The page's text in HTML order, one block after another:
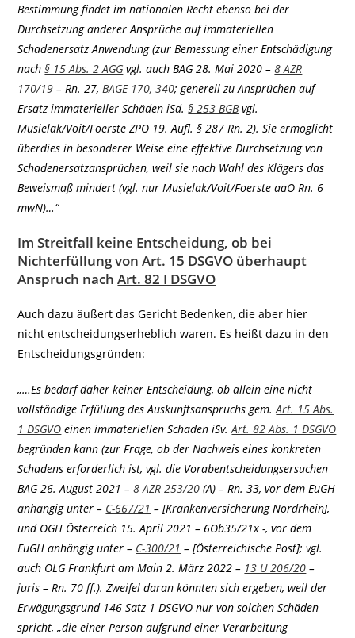
Bestimmung findet im nationalen Recht ebenso bei der
Durchsetzung anderer Ansprüche auf immateriellen
Schadenersatz Anwendung (zur Bemessung einer Entschädigung
nach§ 15 Abs. 2 AGG vgl. auch BAG 28. Mai 2020 –8 AZR
170/19 – Rn. 27, BAGE 170, 340; generell zu Ansprüchen auf
Ersatz immaterieller Schäden iSd.§ 253 BGBvgl.
Musielak/Voit/Foerste ZPO 19. Aufl. § 287 Rn. 2). Sie ermöglicht
überdies in besonderer Weise eine effektive Durchsetzung von
Schadenersatzansprüchen, weil sie nach Wahl des Klägers das
Beweismaß mindert (vgl. nur Musielak/Voit/Foerste aaO Rn. 6
mwN)…“
Im Streitfall keine Entscheidung, ob bei
Nichterfüllung vonArt. 15 DSGVO überhaupt
Anspruch nachArt. 82 I DSGVO
Auch dazu äußert das Gericht Bedenken, die aber hier
nicht entscheidungserheblich waren. Es heißt dazu in den
Entscheidungsgründen:
„…Es bedarf daher keiner Entscheidung, ob allein eine nicht
vollständige Erfüllung des Auskunftsanspruchs gem.Art. 15 Abs.
1 DSGVO einen immateriellen Schaden iSv.Art. 82 Abs. 1 DSGVO
begründen kann (zur Frage, ob der Nachweis eines konkreten
Schadens erforderlich ist, vgl. die Vorabentscheidungsersuchen
BAG 26. August 2021 –8 AZR 253/20 (A) – Rn. 33, vor dem EuGH
anhängig unter – C-667/21 – [Krankenversicherung Nordrhein],
und OGH Österreich 15. April 2021 – 6Ob35/21x -, vor dem
EuGH anhängig unter – C-300/21 – [Österreichische Post]; vgl.
auch OLG Frankfurt am Main 2. März 2022 – 13 U 206/20 –
juris – Rn. 70 ff.). Zweifel daran könnten sich ergeben, weil der
Erwägungsgrund 146 Satz 1 DSGVO nur von solchen Schäden
spricht, „die einer Person aufgrund einer Verarbeitung